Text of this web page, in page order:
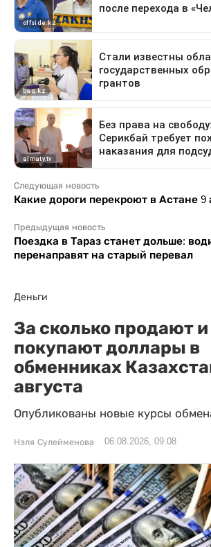
Следующая новость
Какие дороги перекроют в Астане 9
Предыдущая новость
Поездка в Тараз станет дольше:
перенаправят на старый перевал
Деньги
За сколько продают и
покупают доллары в
обменниках
августа
Опубликованы новые курсы
Нэля Сулейменова 06.08.2026, 09:08